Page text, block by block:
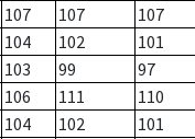
107 107 107
104 102 101
103 99 97
106 111 110
104 102 101